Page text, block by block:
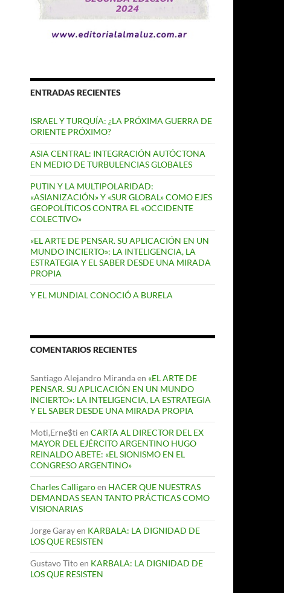
ENTRADAS RECIENTES
ISRAEL Y TURQUÍA: ¿LA PRÓXIMA GUERRA DE
ORIENTE PRÓXIMO?
ASIA CENTRAL: INTEGRACIÓN AUTÓCTONA
EN MEDIO DE TURBULENCIAS GLOBALES
PUTIN Y LA MULTIPOLARIDAD:
«ASIANIZACIÓN» Y «SUR GLOBAL» COMO EJES
GEOPOLÍTICOS CONTRA EL «OCCIDENTE
COLECTIVO»
«EL ARTE DE PENSAR. SU APLICACIÓN EN UN
MUNDO INCIERTO»: LA INTELIGENCIA, LA
ESTRATEGIA Y EL SABER DESDE UNA MIRADA
PROPIA
Y EL MUNDIAL CONOCIÓ A BURELA
COMENTARIOS RECIENTES
Santiago Alejandro Mirandaen «EL ARTE DE
PENSAR. SU APLICACIÓN EN UN MUNDO
INCIERTO»: LA INTELIGENCIA, LA ESTRATEGIA
Y EL SABER DESDE UNA MIRADA PROPIA
Moti,Erne$ti en CARTA AL DIRECTOR DEL EX
MAYOR DEL EJÉRCITO ARGENTINO HUGO
REINALDO ABETE: «EL SIONISMO EN EL
CONGRESO ARGENTINO»
Charles Calligaroen HACER QUE NUESTRAS
DEMANDAS SEAN TANTO PRÁCTICAS COMO
VISIONARIAS
Jorge Garayen KARBALA: LA DIGNIDAD DE
LOS QUE RESISTEN
Gustavo Titoen KARBALA: LA DIGNIDAD DE
LOS QUE RESISTEN